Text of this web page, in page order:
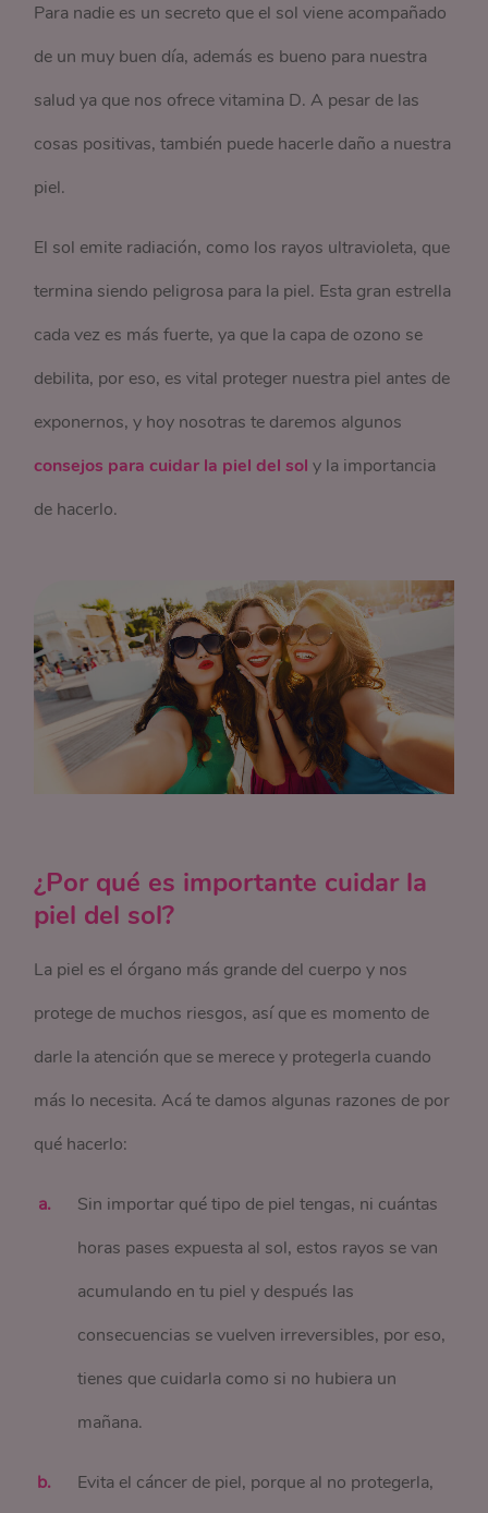
Para nadie es un secreto que el sol viene acompañado
de un muy buen día, además es bueno para nuestra
salud ya que nos ofrece vitamina D. A pesar de las
cosas positivas, también puede hacerle daño a nuestra
piel.
El sol emite radiación, como los rayos ultravioleta, que
termina siendo peligrosa para la piel. Esta gran estrella
cada vez es más fuerte, ya que la capa de ozono se
debilita, por eso, es vital proteger nuestra piel antes de
exponernos, y hoy nosotras te daremos algunos
consejos para cuidar la piel del soly la importancia
de hacerlo.
¿Por qué es importante cuidar la
piel del sol?
La piel es el órgano más grande del cuerpo y nos
protege de muchos riesgos, así que es momento de
darle la atención que se merece y protegerla cuando
más lo necesita. Acá te damos algunas razones de por
qué hacerlo:
Sin importar qué tipo de piel tengas, ni cuántas
horas pases expuesta al sol, estos rayos se van
acumulando en tu piel y después las
consecuencias se vuelven irreversibles, por eso,
tienes que cuidarla como si no hubiera un
mañana.
Evita el cáncer de piel, porque al no protegerla,